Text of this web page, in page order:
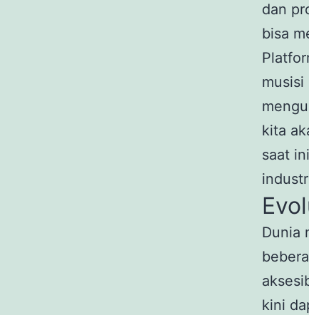
dan
bisa
musisi
kita
saat
Dunia
kini